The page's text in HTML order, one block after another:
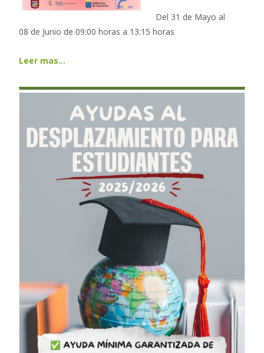
Del 31 de Mayo al
08 de Junio de 09:00 horas a 13:15 horas
Leer mas…